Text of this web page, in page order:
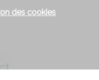
des cookies